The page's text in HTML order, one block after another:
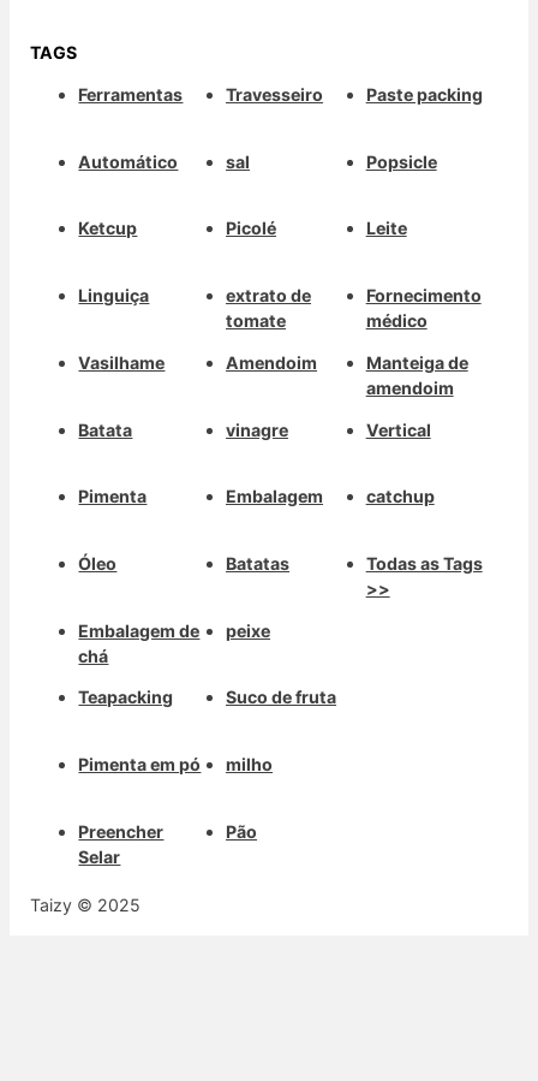
TAGS
Ferramentas
Automático
Ketcup
Linguiça
Vasilhame
Batata
Pimenta
Óleo
Embalagem de
chá
Teapacking
Pimenta em pó
Preencher
Selar
Travesseiro
sal
Picolé
extrato de
tomate
Amendoim
vinagre
Embalagem
Batatas
peixe
Suco de fruta
milho
Pão
Paste packing
Popsicle
Leite
Fornecimento
médico
Manteiga de
amendoim
Vertical
catchup
Todas as Tags
>>
Taizy © 2025